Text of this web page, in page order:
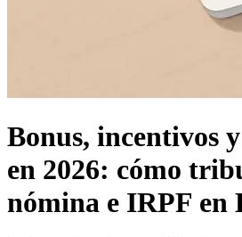
Bonus, incentivos
en 2026: cómo
nómina e IRPF en